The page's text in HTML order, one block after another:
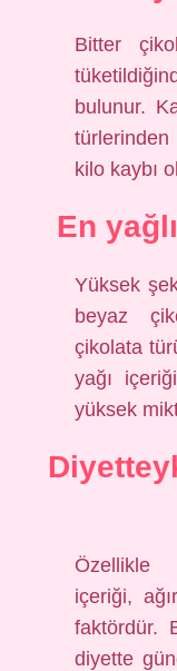
Bitter
bulunur.
kilo kaybı
En
Yüksek
beyaz
çikolata
yağı
yüksek
Özellikle
içeriği,
faktördür.
diyette